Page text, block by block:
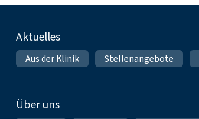
Fußnavigation
Aktuelles
Aus der Klinik Stellenangebote
Über uns